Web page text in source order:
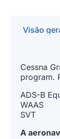
Visão
Cessna
program.
ADS-B
WAAS
SVT
A aer